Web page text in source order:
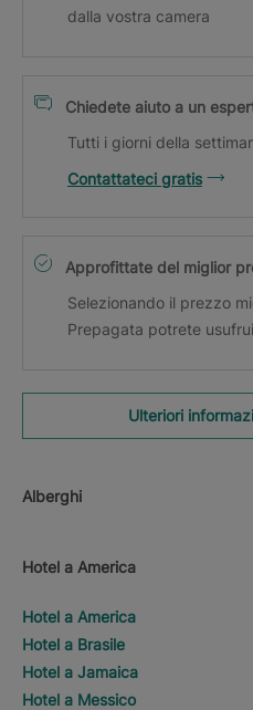
dalla vostra camera
Chiedete aiuto a un
Tutti i giorni della
Contattateci gratis
Approfittate del miglior
Selezionando il prezzo
Prepagata potrete
Ulteriori
Alberghi
Hotel a America
Hotel a America
Hotel a Brasile
Hotel a Jamaica
Hotel a Messico